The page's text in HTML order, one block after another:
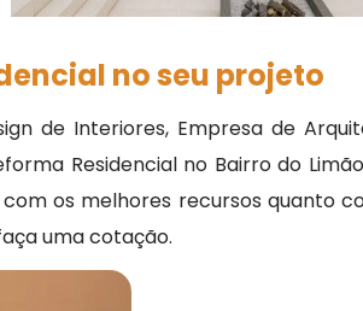
no seu projeto
de Interiores, Empresa de
Residencial no Bairro do
os melhores recursos quanto
uma cotação.